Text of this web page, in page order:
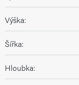
Výška:
Šířka:
Hloubka: